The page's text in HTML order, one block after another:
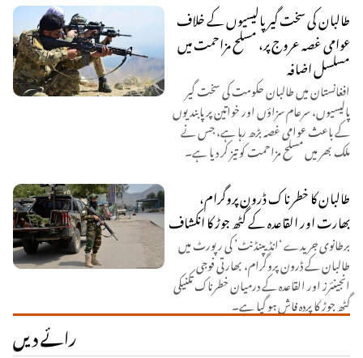
طالبان کی سخت گیر پالیسیوں کے خلاف
عوامی غصہ عروج پر، مسلح مزاحمت میں
مسلسل اضافہ
افغانستان میں طالبان حکومت کی سخت گیر
پالیسیوں، سرعام سزاؤں اور خواتین پر پابندیوں
کے باعث عوامی غصہ بڑھ رہا ہے، جس نے
ملک بھر میں مسلح مزاحمت کو تیز کر دیا ہے۔
طالبان کا خطرناک ڈرون پروگرام،
بھارت اور القاعدہ کے گٹھ جوڑ کا انکشاف
برطانوی جریدے ‘انڈیپنڈنٹ’ کی رپورٹ میں
طالبان کے ڈرون پروگرام، بھارتی فوجی
انجینئرز اور القاعدہ کے درمیان خطرناک تکنیکی
گٹھ جوڑ کا پردہ فاش ہو گیا ہے۔
رائے دیں